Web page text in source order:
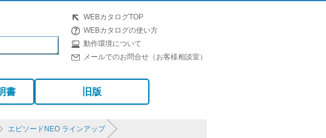
WEBカタログTOP
WEBカタログの使い方
動作環境について
メールでのお問合せ（お客様相談室）
書 旧版
エピソードNEO ラインアップ